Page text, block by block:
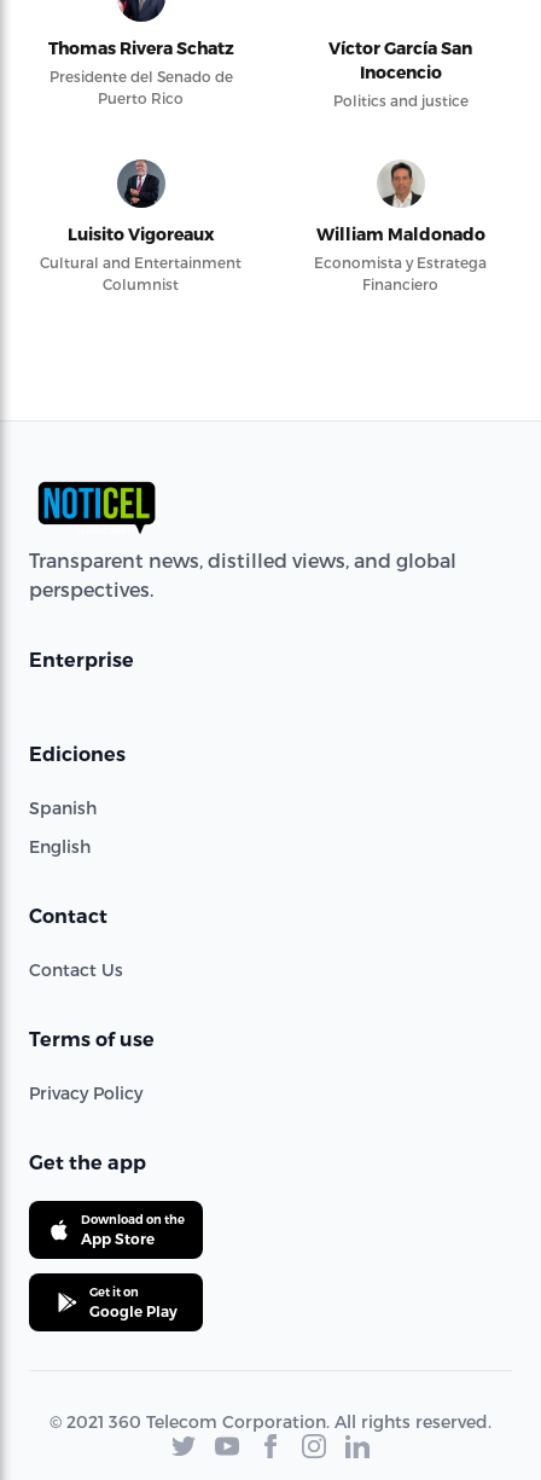
Thomas Rivera Schatz
Presidente del Senado de
Puerto Rico
Víctor García San
Inocencio
Politics and justice
Luisito Vigoreaux
Cultural and Entertainment
Columnist
William Maldonado
Economista y Estratega
Financiero
Transparent news, distilled views, and global
perspectives.
Enterprise
Ediciones
Spanish
English
Contact
Contact Us
Terms of use
Privacy Policy
Get the app
Download on the
App Store
Get it on
Google Play
© 2021 360 Telecom Corporation. All rights reserved.